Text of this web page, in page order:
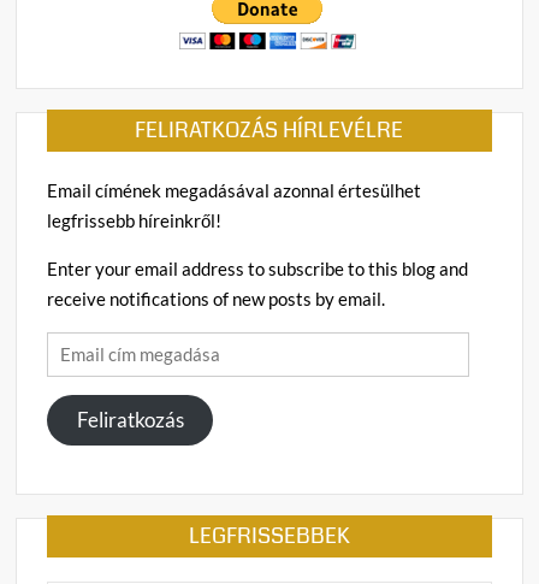
FELIRATKOZÁS HÍRLEVÉLRE
Email címének megadásával azonnal értesülhet
legfrissebb híreinkről!
Enter your email address to subscribe to this blog and
receive notifications of new posts by email.
Email
cím
megadása
Feliratkozás
LEGFRISSEBBEK